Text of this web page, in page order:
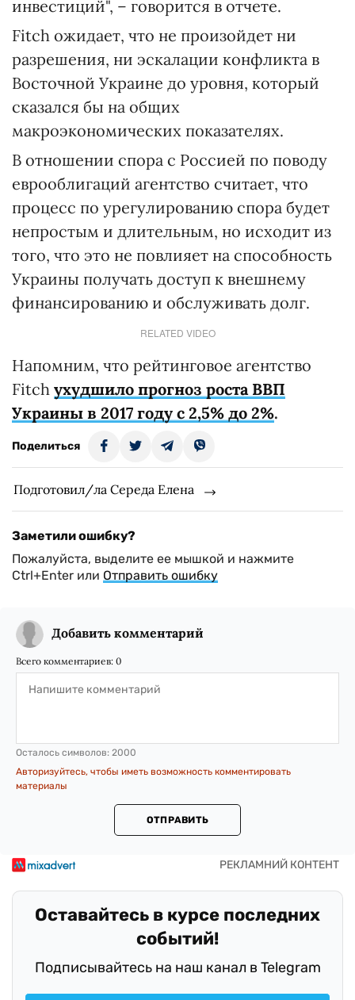
инвестиций", – говорится в отчете.
Fitch ожидает, что не произойдет ни
разрешения, ни эскалации конфликта в
Восточной Украине до уровня, который
сказался бы на общих
макроэкономических показателях.
В отношении спора с Россией по поводу
еврооблигаций агентство считает, что
процесс по урегулированию спора будет
непростым и длительным, но исходит из
того, что это не повлияет на способность
Украины получать доступ к внешнему
финансированию и обслуживать долг.
RELATED VIDEO
Напомним, что рейтинговое агентство
Fitch ухудшило прогноз роста ВВП
Украины в 2017 году с 2,5% до 2%.
Поделиться
Подготовил/ла Середа Елена
Заметили ошибку?
Пожалуйста, выделите ее мышкой и нажмите
Ctrl+Enter или Отправить ошибку
Добавить комментарий
Всего комментариев: 0
Осталось символов: 2000
Авторизуйтесь, чтобы иметь возможность комментировать
материалы
ОТПРАВИТЬ
Оставайтесь в курсе последних
событий!
Подписывайтесь на наш канал в Telegram